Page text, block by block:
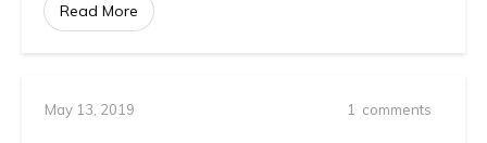
Read More
May 13, 2019 1 comments